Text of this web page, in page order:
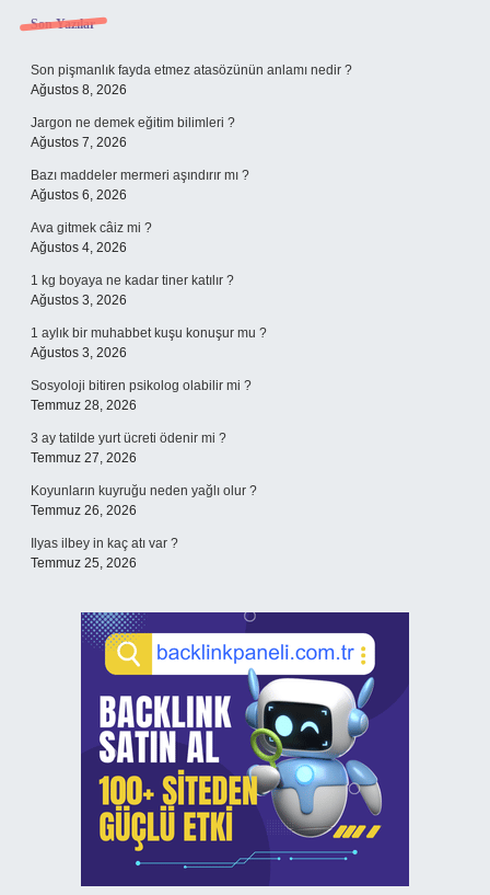
Sidebar
Son Yazılar
Son pişmanlık fayda etmez atasözünün anlamı nedir ?
Ağustos 8, 2026
Jargon ne demek eğitim bilimleri ?
Ağustos 7, 2026
Bazı maddeler mermeri aşındırır mı ?
Ağustos 6, 2026
Ava gitmek câiz mi ?
Ağustos 4, 2026
1 kg boyaya ne kadar tiner katılır ?
Ağustos 3, 2026
1 aylık bir muhabbet kuşu konuşur mu ?
Ağustos 3, 2026
Sosyoloji bitiren psikolog olabilir mi ?
Temmuz 28, 2026
3 ay tatilde yurt ücreti ödenir mi ?
Temmuz 27, 2026
Koyunların kuyruğu neden yağlı olur ?
Temmuz 26, 2026
Ilyas ilbey in kaç atı var ?
Temmuz 25, 2026